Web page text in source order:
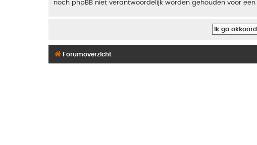
noch phpBB niet verantwoordelijk worden gehouden voor
Forumoverzicht